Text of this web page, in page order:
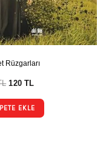
Rüzgarları
120TL
EKLE